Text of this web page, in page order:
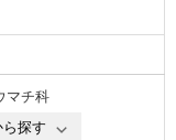
マチ科
探す